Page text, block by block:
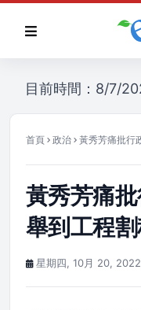
目前時間：8/7/
首頁 政治 黃秀芳痛批行
黃秀芳痛
舉到工程
星期四, 10月 20, 2022